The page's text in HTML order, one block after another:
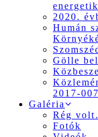
2020.
Humán
Gölle
2017-
Galéria
Rég
Fotók